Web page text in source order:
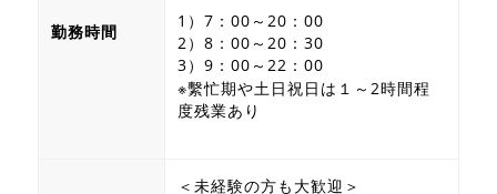
勤務時間
1）7：00～20：00
2）8：00～20：30
3）9：00～22：00
※繫忙期や土日祝日は１～2時間程
度残業あり
＜未経験の方も大歓迎＞